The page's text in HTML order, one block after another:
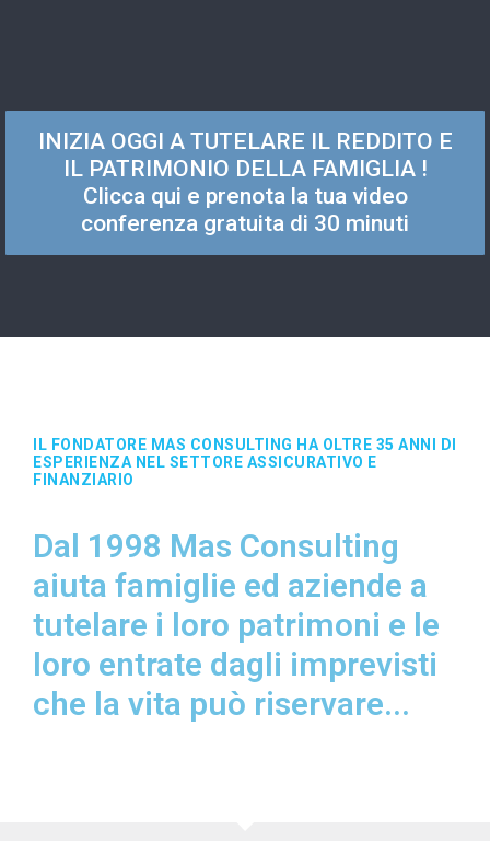
INIZIA OGGI A TUTELARE IL REDDITO E
IL PATRIMONIO DELLA FAMIGLIA !
Clicca qui e prenota la tua video
conferenza gratuita di 30 minuti
IL FONDATORE MAS CONSULTING HA OLTRE 35 ANNI DI
ESPERIENZA NEL SETTORE ASSICURATIVO E
FINANZIARIO
Dal 1998 Mas Consulting
aiuta famiglie ed aziende a
tutelare i loro patrimoni e le
loro entrate dagli imprevisti
che la vita può riservare...